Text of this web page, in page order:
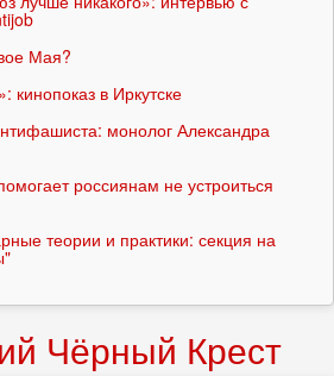
Мая?
кинопоказ в Иркутске
монолог Александра
россиянам не устроиться
теории и практики: секция на
Чёрный Крест